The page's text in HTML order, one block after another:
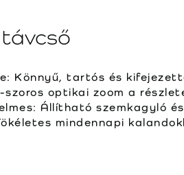
Könnyű, tartós és
optikai zoom a
Állítható szemkagyló
mindennapi